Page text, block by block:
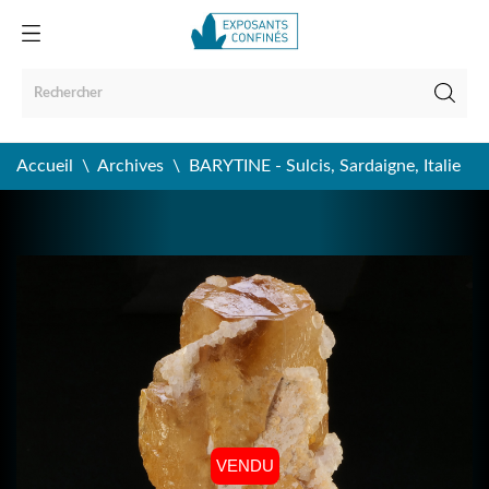
Accueil Archives BARYTINE - Sulcis, Sardaigne, Italie
VENDU